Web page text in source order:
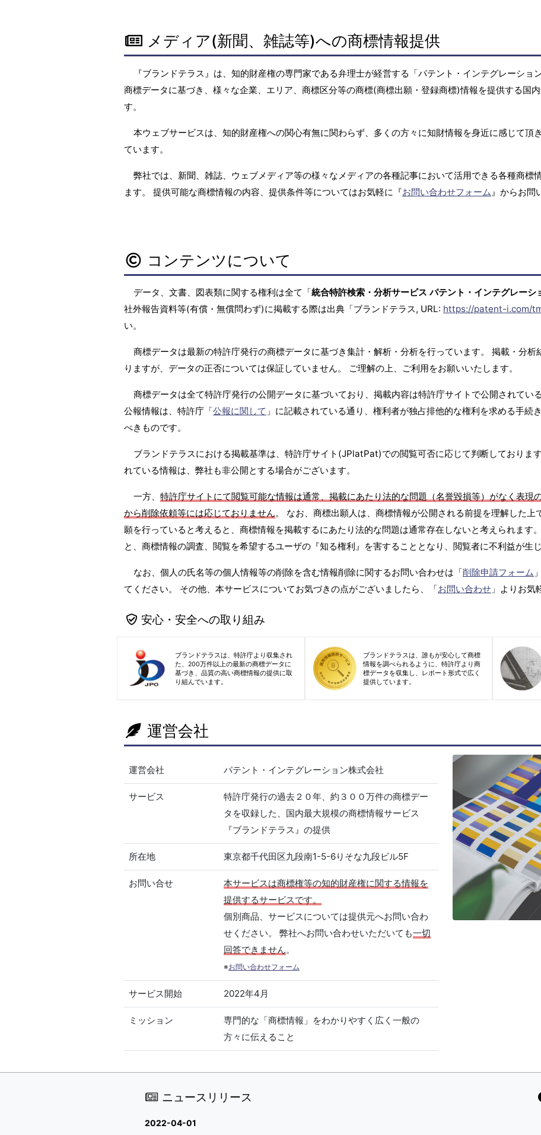
メディア(新聞、雑誌等)への商標情報提供
『ブランドテラス』は、知的財産権の専門家である弁理士が経営する「パテント・インテグレーショ
商標データに基づき、様々な企業、エリア、商標区分等の商標(商標出願・登録商標)情報を提供する国
す。
本ウェブサービスは、知的財産権への関心有無に関わらず、多くの方々に知財情報を身近に感じて頂
ています。
弊社では、新聞、雑誌、ウェブメディア等の様々なメディアの各種記事において活用できる各種商標
ます。 提供可能な商標情報の内容、提供条件等についてはお気軽に『お問い合わせフォーム 』からお問
コンテンツについて
データ、文書、図表類に関する権利は全て「統合特許検索・分析サービス パテント・インテグレーシ
社外報告資料等(有償・無償問わず)に掲載する際は出典「ブランドテラス, URL: https://patent-i.com/
い。
商標データは最新の特許庁発行の商標データに基づき集計・解析・分析を行っています。 掲載・分析
りますが、データの正否については保証していません。 ご理解の上、ご利用をお願いいたします。
商標データは全て特許庁発行の公開データに基づいており、掲載内容は特許庁サイトで公開されてい
公報情報は、特許庁「公報に関して 」に記載されている通り、権利者が独占排他的な権利を求める手続
べきものです。
ブランドテラスにおける掲載基準は、特許庁サイト(JPlatPat)での閲覧可否に応じて判断しておりま
れている情報は、弊社も非公開とする場合がございます。
一方、 特許庁サイトにて閲覧可能な情報は通常、掲載にあたり法的な問題（名誉毀損等）がなく表現
から削除依頼等には応じておりません。 なお、商標出願人は、商標情報が公開される前提を理解した上
願を行っていると考えると、商標情報を掲載するにあたり法的な問題は通常存在しないと考えられます
と、商標情報の調査、閲覧を希望するユーザの『知る権利』を害することとなり、閲覧者に不利益が生
なお、個人の氏名等の個人情報等の削除を含む情報削除に関するお問い合わせは「削除申請フォーム
てください。 その他、本サービスについてお気づきの点がございましたら、「お問い合わせ 」よりお気
安心・安全への取り組み
ブランドテラスは、特許庁より収集され
た、200万件以上の最新の商標データに
基づき、品質の高い商標情報の提供に取
り組んでいます。
ブランドテラスは、誰もが安心して商標
情報を調べられるように、特許庁より商
標データを収集し、レポート形式で広く
提供しています。
運営会社
運営会社 パテント・インテグレーション株式会社
サービス
特許庁発行の過去２０年、約３００万件の商標デー
タを収録した、国内最大規模の商標情報サービス
『ブランドテラス』の提供
所在地 東京都千代田区九段南1-5-6りそな九段ビル5F
お問い合せ
本サービスは商標権等の知的財産権に関する情報を
提供するサービスです。
個別商品、サービスについては提供元へお問い合わ
せください。 弊社へお問い合わせいただいても一切
回答できません。
※お問い合わせフォーム
サービス開始 2022年4月
ミッション
専門的な「商標情報」をわかりやすく広く一般の
方々に伝えること
ニュースリリース
2022-04-01